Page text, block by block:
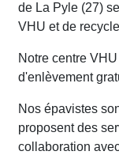
de La Pyle (27)
VHU et de
Notre centre
d'enlèvement
Nos épavistes
proposent des
collaboration